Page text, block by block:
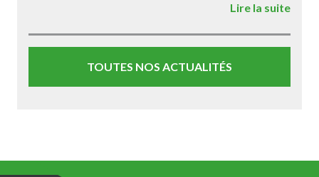
Lire la suite
TOUTES NOS ACTUALITÉS